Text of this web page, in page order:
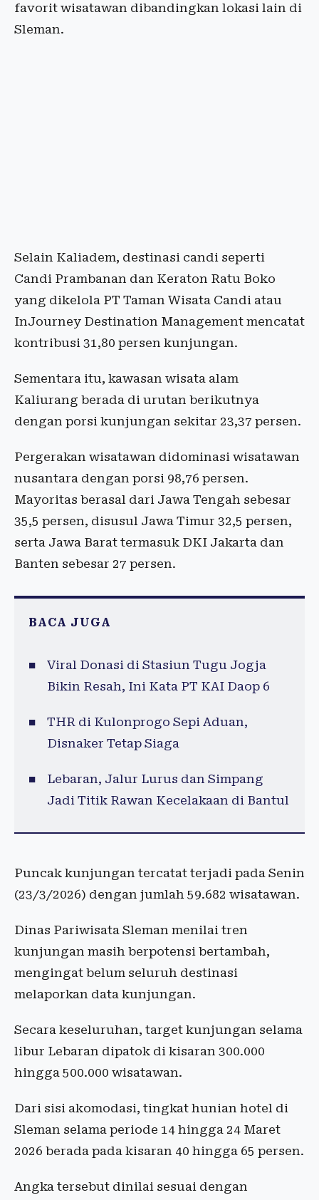
favorit wisatawan dibandingkan lokasi lain di
Sleman.
Selain Kaliadem, destinasi candi seperti
Candi Prambanan dan Keraton Ratu Boko
yang dikelola PT Taman Wisata Candi atau
InJourney Destination Management mencatat
kontribusi 31,80 persen kunjungan.
Sementara itu, kawasan wisata alam
Kaliurang berada di urutan berikutnya
dengan porsi kunjungan sekitar 23,37 persen.
Pergerakan wisatawan didominasi wisatawan
nusantara dengan porsi 98,76 persen.
Mayoritas berasal dari Jawa Tengah sebesar
35,5 persen, disusul Jawa Timur 32,5 persen,
serta Jawa Barat termasuk DKI Jakarta dan
Banten sebesar 27 persen.
BACA JUGA
Viral Donasi di Stasiun Tugu Jogja
Bikin Resah, Ini Kata PT KAI Daop 6
THR di Kulonprogo Sepi Aduan,
Disnaker Tetap Siaga
Lebaran, Jalur Lurus dan Simpang
Jadi Titik Rawan Kecelakaan di Bantul
Puncak kunjungan tercatat terjadi pada Senin
(23/3/2026) dengan jumlah 59.682 wisatawan.
Dinas Pariwisata Sleman menilai tren
kunjungan masih berpotensi bertambah,
mengingat belum seluruh destinasi
melaporkan data kunjungan.
Secara keseluruhan, target kunjungan selama
libur Lebaran dipatok di kisaran 300.000
hingga 500.000 wisatawan.
Dari sisi akomodasi, tingkat hunian hotel di
Sleman selama periode 14 hingga 24 Maret
2026 berada pada kisaran 40 hingga 65 persen.
Angka tersebut dinilai sesuai dengan